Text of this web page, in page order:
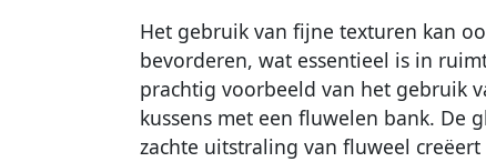
Het gebruik van fijne texturen kan
bevorderen, wat essentieel is in
prachtig voorbeeld van het gebruik
kussens met een fluwelen bank. De
zachte uitstraling van fluweel